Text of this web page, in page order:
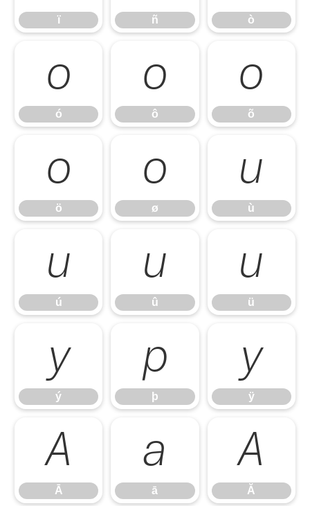
ï ñ ò
ó
ó
ô
ô
õ
õ
ö
ö
ø
ø
ù
ù
ú
ú
û
û
ü
ü
ý
ý
þ
þ
ÿ
ÿ
Ā
Ā
ā
ā
Ă
Ă